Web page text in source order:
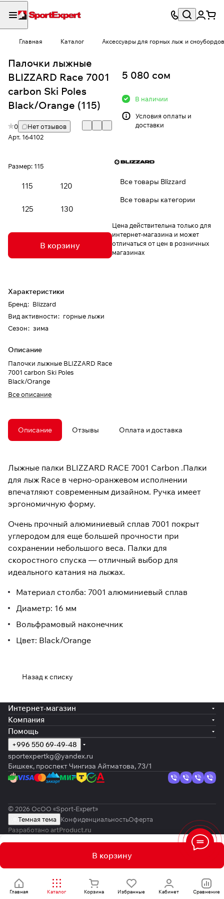
Главная Каталог Аксессуары для горных лыж и сноубордов
Палочки лыжные
BLIZZARD Race 7001
carbon Ski Poles
Black/Orange (115)
0
Нет отзывов
Арт. 164102
Размер: 115
115 120
125 130
В корзину
Характеристики
Бренд: Blizzard
Вид активности: горные лыжи
Сезон: зима
Описание
Палочки лыжные BLIZZARD Race
7001 carbon Ski Poles
Black/Orange
Все описание
5 080 сом
В наличии
Условия оплаты и
доставки
Все товары Blizzard
Все товары категории
Цена действительна только для
интернет-магазина и может
отличаться от цен в розничных
магазинах
Описание Отзывы Оплата и доставка
Лыжные палки BLIZZARD RACE 7001 Carbon .Палки
для лыж Race в черно-оранжевом исполнении
впечатляют современным дизайном. Ручка имеет
эргономичную форму.
Очень прочный алюминиевый сплав 7001 покрыт
углеродом для еще большей прочности при
сохранении небольшого веса. Палки для
скоростного спуска — отличный выбор для
идеального катания на лыжах.
Материал столба: 7001 алюминиевый сплав
Диаметр: 16 мм
Вольфрамовый наконечник
Цвет: Black/Orange
Назад к списку
В корзину
Главная Каталог Корзина Избранные Кабинет Сравнение
Интернет-магазин
Компания
Помощь
+996 550 69-49-48
sportexpertkg@yandex.ru
Бишкек, проспект Чингиза Айтматова, 73/1
© 2026 ОсОО «Sport-Expert»
Темная тема
КонфиденциальностьОферта
Разработано artProduct.ru